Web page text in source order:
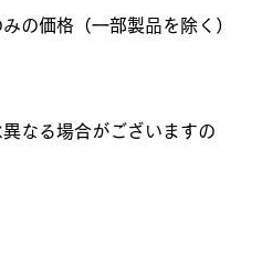
の価格（一部製品を除く）
なる場合がございますの